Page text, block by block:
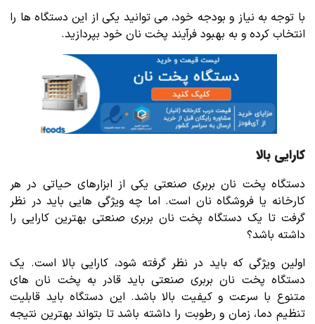
با توجه به نیاز و بودجه خود، می توانید یکی از این دستگاه ها را
انتخاب کرده و به بهبود فرآیند پخت نان خود بپردازید.
کارایی بالا
دستگاه پخت نان بربری صنعتی یکی از ابزارهای حیاتی در هر
کارخانه یا فروشگاه نان است. اما چه ویژگی هایی باید در نظر
گرفت تا یک دستگاه پخت نان بربری صنعتی بهترین کارایی را
داشته باشد؟
اولین ویژگی که باید در نظر گرفته شود، کارایی بالا است. یک
دستگاه پخت نان بربری صنعتی باید قادر به پخت نان های
متنوع با سرعت و کیفیت بالا باشد. این دستگاه باید قابلیت
تنظیم دما، زمان و رطوبت را داشته باشد تا بتواند بهترین نتیجه